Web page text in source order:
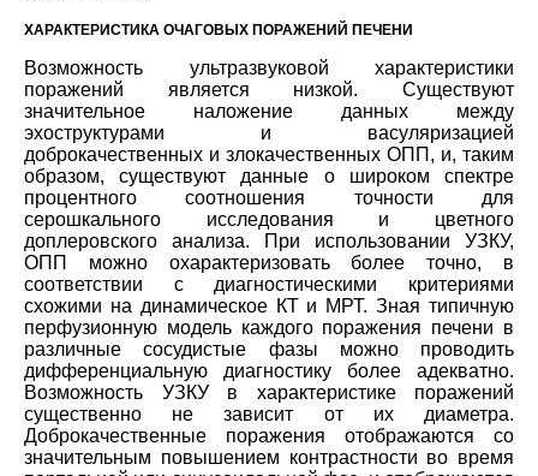
ХАРАКТЕРИСТИКА ОЧАГОВЫХ ПОРАЖЕНИЙ ПЕЧЕНИ
Возможность ультразвуковой характеристики
поражений является низкой. Существуют
значительное наложение данных между
эхоструктурами и васуляризацией
доброкачественных и злокачественных ОПП, и, таким
образом, существуют данные о широком спектре
процентного соотношения точности для
серошкального исследования и цветного
доплеровского анализа. При использовании УЗКУ,
ОПП можно охарактеризовать более точно, в
соответствии с диагностическими критериями
схожими на динамическое КТ и МРТ. Зная типичную
перфузионную модель каждого поражения печени в
различные сосудистые фазы можно проводить
дифференциальную диагностику более адекватно.
Возможность УЗКУ в характеристике поражений
существенно не зависит от их диаметра.
Доброкачественные поражения отображаются со
значительным повышением контрастности во время